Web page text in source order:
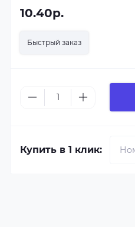
10.40р.
Быстрый заказ
Купить в 1 клик: